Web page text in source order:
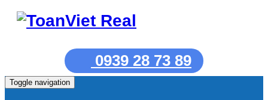
0939 28 73 89
Toggle navigation